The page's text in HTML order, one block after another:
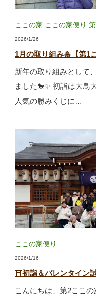
ここの家 ここの家便り
2026/1/26
1月の取り組み🎍【第1
新年の取り組みとして
ました🐎✨ 初詣は大鳥
人気の勝みくじに…
ここの家便り
2026/1/16
⛩初詣＆バレンタイン
こんにちは、第2ここ